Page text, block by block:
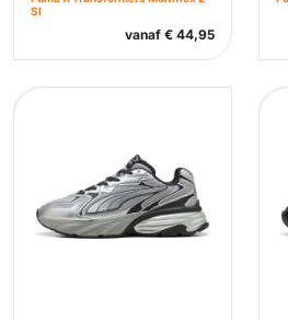
Sl
vanaf € 44,95